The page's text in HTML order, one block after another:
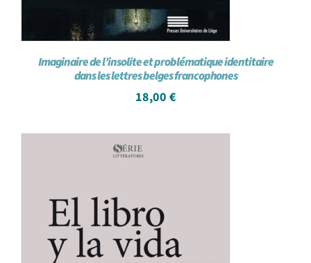
Imaginaire de l’insolite et problématique identitaire
dans les lettres belges francophones
18,00 €